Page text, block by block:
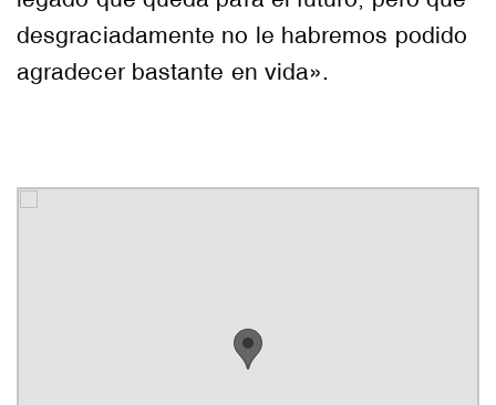
desgraciadamente no le habremos podido
agradecer bastante en vida».